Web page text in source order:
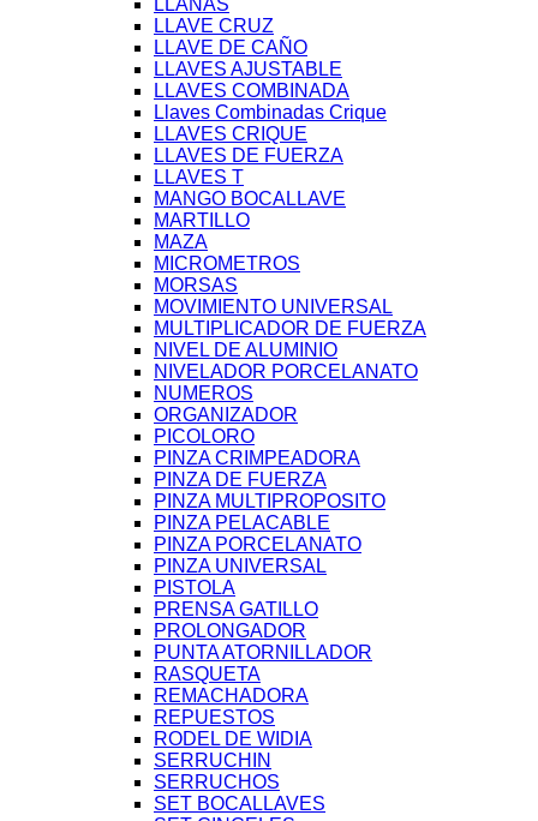
LLANAS
LLAVE CRUZ
LLAVE DE CAÑO
LLAVES AJUSTABLE
LLAVES COMBINADA
Llaves Combinadas Crique
LLAVES CRIQUE
LLAVES DE FUERZA
LLAVES T
MANGO BOCALLAVE
MARTILLO
MAZA
MICROMETROS
MORSAS
MOVIMIENTO UNIVERSAL
MULTIPLICADOR DE FUERZA
NIVEL DE ALUMINIO
NIVELADOR PORCELANATO
NUMEROS
ORGANIZADOR
PICOLORO
PINZA CRIMPEADORA
PINZA DE FUERZA
PINZA MULTIPROPOSITO
PINZA PELACABLE
PINZA PORCELANATO
PINZA UNIVERSAL
PISTOLA
PRENSA GATILLO
PROLONGADOR
PUNTA ATORNILLADOR
RASQUETA
REMACHADORA
REPUESTOS
RODEL DE WIDIA
SERRUCHIN
SERRUCHOS
SET BOCALLAVES